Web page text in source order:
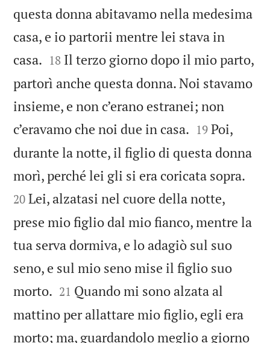
questa donna abitavamo nella medesima
casa, e io partorii mentre lei stava in
casa. 

18 Il terzo giorno dopo il mio parto,
partorì anche questa donna. Noi stavamo
insieme, e non c’erano estranei; non
c’eravamo che noi due in casa. 

19 Poi,
durante la notte, il figlio di questa donna
morì, perché lei gli si era coricata sopra.
20 Lei, alzatasi nel cuore della notte,
prese mio figlio dal mio fianco, mentre la
tua serva dormiva, e lo adagiò sul suo
seno, e sul mio seno mise il figlio suo
morto. 

21 Quando mi sono alzata al
mattino per allattare mio figlio, egli era
morto; ma, guardandolo meglio a giorno